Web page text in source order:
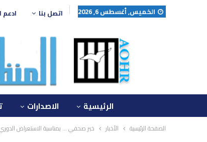
الخميس, أغسطس 6, 2026 اتصل بنا
الرئيسية الاصدارات
الصفحة الرئيسية الأخبار خبر صحفي … بمناسبة الاستعراض